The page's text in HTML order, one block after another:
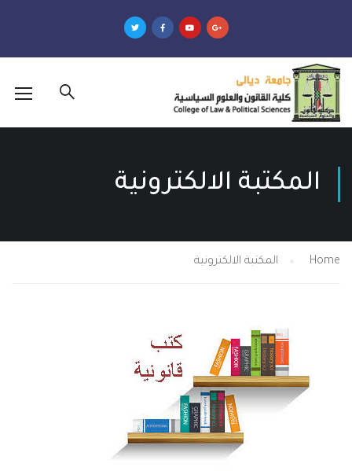
الالكترونية
المكتبة الالكترونية